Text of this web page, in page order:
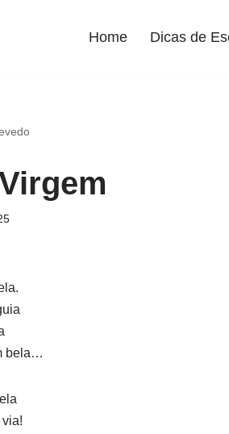
Home Dicas de
bela…